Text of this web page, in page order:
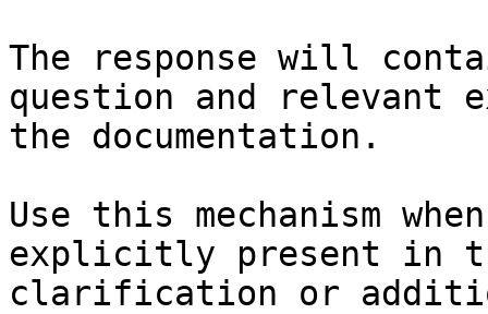
The response will
question and relevant
the documentation.
Use this mechanism
explicitly present in
clarification or